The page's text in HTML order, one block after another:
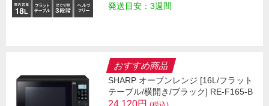
発送目安：3週間
おすすめ商品
SHARP オーブンレンジ [16L/フラット
テーブル/横開き/ブラック] RE-F165-B
24,120円